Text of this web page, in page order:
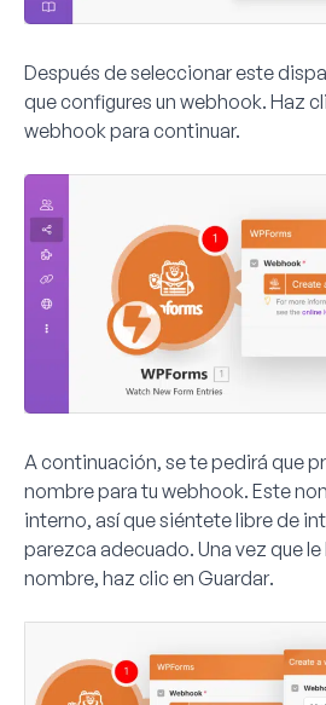
Después de seleccionar este
que configures un webhook. Haz
webhookpara continuar.
A continuación, se te pedirá que
nombre para tu webhook. Este
interno, así que siéntete libre de
parezca adecuado. Una vez que
nombre, haz clic en Guardar.